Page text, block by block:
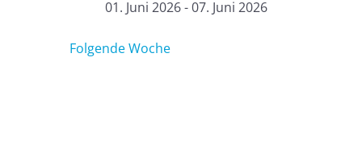
01. Juni 2026 - 07. Juni 2026
Folgende Woche